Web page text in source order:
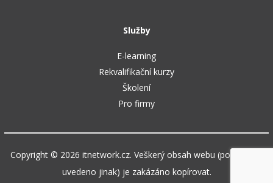
Služby
E-learning
Rekvalifikační kurzy
Školení
Pro firmy
Copyright © 2026 itnetwork.cz. Veškerý obsah webu (pokud není
uvedeno jinak) je zakázáno kopírovat.